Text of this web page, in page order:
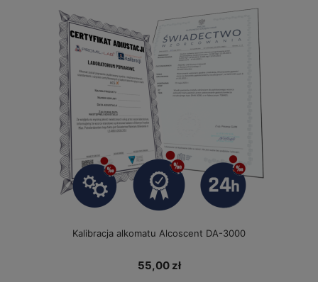
Kalibracja alkomatu Alcoscent DA-3000
55,00 zł